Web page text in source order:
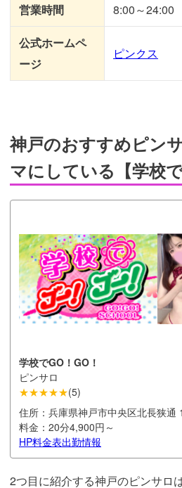
営業時間 8:00～24:00
公式ホームペ
ージ
ピンクス
神戸のおすすめピン
マにしている【学校
学校でGO！GO！
ピンサロ
★★★★★(5)
住所： 兵庫県神戸市中央区北長狭通
料金： 20分4,900円～
HP料金表出勤情報
2つ目に紹介する神戸のピンサロ